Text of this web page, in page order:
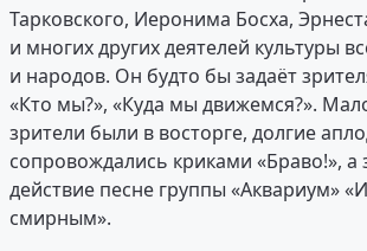
Тарковского, Иеронима Босха,
и многих других деятелей культуры
и народов. Он будто бы задаёт
«Кто мы?», «Куда мы движемся?».
зрители были в восторге, долгие
сопровождались криками «Браво!», а
действие песне группы «Аквариум»
смирным».